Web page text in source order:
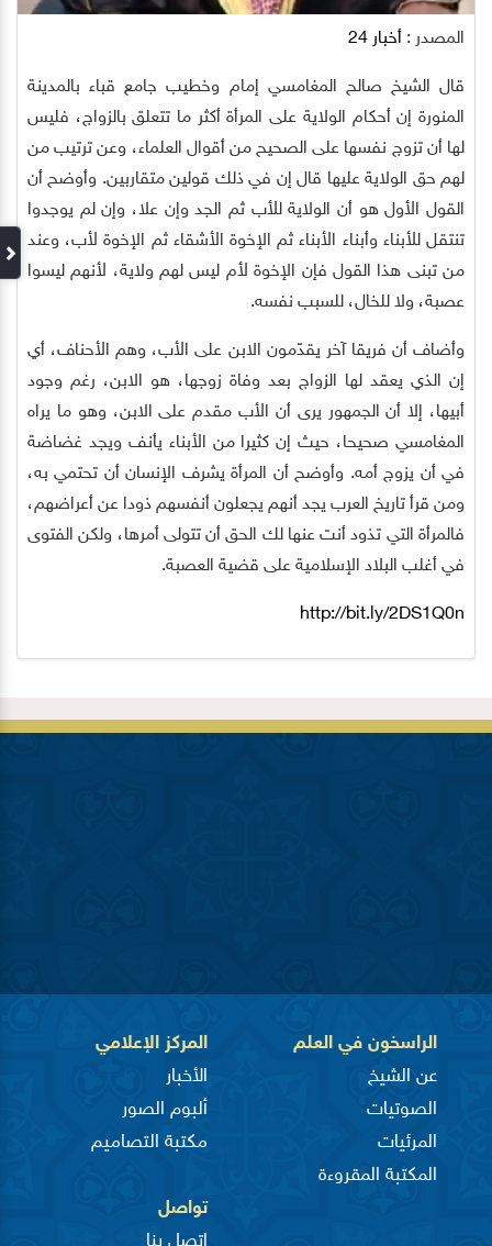
المصدر : أخبار 24
قال الشيخ صالح المغامسي إمام وخطيب جامع قباء بالمدينة
المنورة إن أحكام الولاية على المرأة أكثر ما تتعلق بالزواج، فليس
لها أن تزوج نفسها على الصحيح من أقوال العلماء، وعن ترتيب من
لهم حق الولاية عليها قال إن في ذلك قولين متقاربين. وأوضح أن
القول الأول هو أن الولاية للأب ثم الجد وإن علا، وإن لم يوجدوا
تنتقل للأبناء وأبناء الأبناء ثم الإخوة الأشقاء ثم الإخوة لأب، وعند
من تبنى هذا القول فإن الإخوة لأم ليس لهم ولاية، لأنهم ليسوا
عصبة، ولا للخال، للسبب نفسه.
وأضاف أن فريقا آخر يقدّمون الابن على الأب، وهم الأحناف، أي
إن الذي يعقد لها الزواج بعد وفاة زوجها، هو الابن، رغم وجود
أبيها، إلا أن الجمهور يرى أن الأب مقدم على الابن، وهو ما يراه
المغامسي صحيحا، حيث إن كثيرا من الأبناء يأنف ويجد غضاضة
في أن يزوج أمه. وأوضح أن المرأة يشرف الإنسان أن تحتمي به،
ومن قرأ تاريخ العرب يجد أنهم يجعلون أنفسهم ذودا عن أعراضهم،
فالمرأة التي تذود أنت عنها لك الحق أن تتولى أمرها، ولكن الفتوى
في أغلب البلاد الإسلامية على قضية العصبة.
http://bit.ly/2DS1Q0n
الراسخون في العلم
عن الشيخ
الصوتيات
المرئيات
المكتبة المقروءة
المركز الإعلامي
الأخبار
ألبوم الصور
مكتبة التصاميم
تواصل
اتصل بنا